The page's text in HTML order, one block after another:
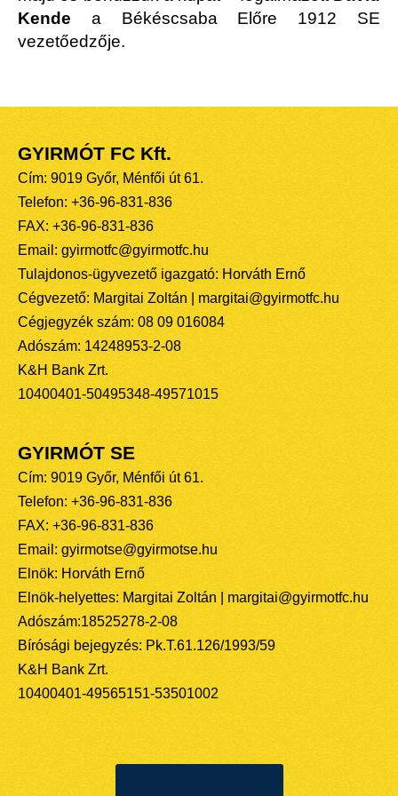
Kende a Békéscsaba Előre 1912 SE
vezetőedzője.
GYIRMÓT FC Kft.
Cím: 9019 Győr, Ménfői út 61.
Telefon: +36-96-831-836
FAX: +36-96-831-836
Email: gyirmotfc@gyirmotfc.hu
Tulajdonos-ügyvezető igazgató: Horváth Ernő
Cégvezető: Margitai Zoltán | margitai@gyirmotfc.hu
Cégjegyzék szám: 08 09 016084
Adószám: 14248953-2-08
K&H Bank Zrt.
10400401-50495348-49571015
GYIRMÓT SE
Cím: 9019 Győr, Ménfői út 61.
Telefon: +36-96-831-836
FAX: +36-96-831-836
Email: gyirmotse@gyirmotse.hu
Elnök: Horváth Ernő
Elnök-helyettes: Margitai Zoltán | margitai@gyirmotfc.hu
Adószám:18525278-2-08
Bírósági bejegyzés: Pk.T.61.126/1993/59
K&H Bank Zrt.
10400401-49565151-53501002